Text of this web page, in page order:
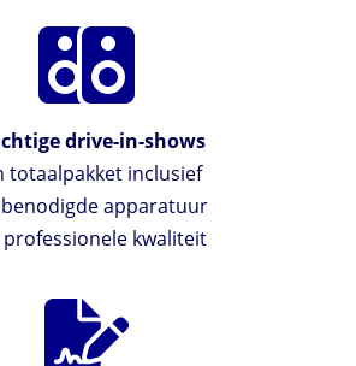
drive-in-shows
totaalpakket inclusief
apparatuur
professionele kwaliteit